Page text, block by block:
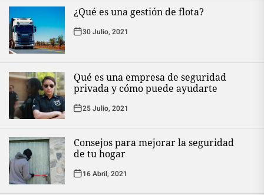
¿Qué es una gestión de flota?
30 Julio, 2021
Qué es una empresa de seguridad
privada y cómo puede ayudarte
25 Julio, 2021
Consejos para mejorar la seguridad
de tu hogar
16 Abril, 2021